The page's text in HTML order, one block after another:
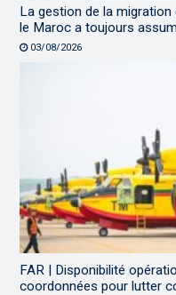
La gestion de la
le Maroc a toujours
03/08/2026
FAR | Disponibilité
coordonnées pour lutter